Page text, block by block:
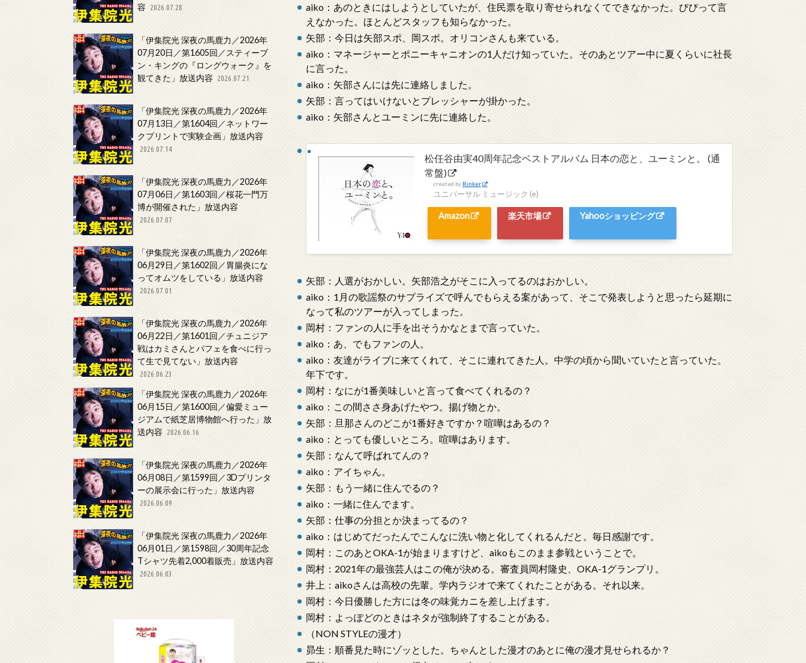
aiko：あのときにはしようとしていたが、住民票を取り寄せられなくてできなかった。びびって言
えなかった。ほとんどスタッフも知らなかった。
矢部：今日は矢部スポ、岡スポ。オリコンさんも来ている。
aiko：マネージャーとポニーキャニオンの1人だけ知っていた。そのあとツアー中に夏くらいに社長
に言った。
aiko：矢部さんには先に連絡しました。
矢部：言ってはいけないとプレッシャーが掛かった。
aiko：矢部さんとユーミンに先に連絡した。
松任谷由実40周年記念ベストアルバム 日本の恋と、ユーミンと。 (通
常盤)
created by Rinker
ユニバーサル ミュージック (e)
Amazon 楽天市場 Yahooショッピング
矢部：人選がおかしい。矢部浩之がそこに入ってるのはおかしい。
aiko：1月の歌謡祭のサプライズで呼んでもらえる案があって、そこで発表しようと思ったら延期に
なって私のツアーが入ってしまった。
岡村：ファンの人に手を出そうかなとまで言っていた。
aiko：あ、でもファンの人。
aiko：友達がライブに来てくれて、そこに連れてきた人。中学の頃から聞いていたと言っていた。
年下です。
岡村：なにが1番美味しいと言って食べてくれるの？
aiko：この間ささ身あげたやつ。揚げ物とか。
矢部：旦那さんのどこが1番好きですか？喧嘩はあるの？
aiko：とっても優しいところ。喧嘩はあります。
矢部：なんて呼ばれてんの？
aiko：アイちゃん。
矢部：もう一緒に住んでるの？
aiko：一緒に住んでます。
矢部：仕事の分担とか決まってるの？
aiko：はじめてだったんでこんなに洗い物と化してくれるんだと。毎日感謝です。
岡村：このあとOKA-1が始まりますけど、aikoもこのまま参戦ということで。
岡村：2021年の最強芸人はこの俺が決める。審査員岡村隆史、OKA-1グランプリ。
井上：aikoさんは高校の先輩。学内ラジオで来てくれたことがある。それ以来。
岡村：今日優勝した方には冬の味覚カニを差し上げます。
岡村：よっぽどのときはネタが強制終了することがある。
（NON STYLEの漫才）
昴生：順番見た時にゾッとした。ちゃんとした漫才のあとに俺の漫才見せられるか？
容
2026.07.28
「伊集院光 深夜の馬鹿力／2026年
07月20日／第1605回／スティーブ
ン・キングの『ロングウォーク』を
観てきた」放送内容
2026.07.21
「伊集院光 深夜の馬鹿力／2026年
07月13日／第1604回／ネットワー
クプリントで実験企画」放送内容
2026.07.14
「伊集院光 深夜の馬鹿力／2026年
07月06日／第1603回／桜花一門万
博が開催された」放送内容
2026.07.07
「伊集院光 深夜の馬鹿力／2026年
06月29日／第1602回／胃腸炎にな
ってオムツをしている」放送内容
2026.07.01
「伊集院光 深夜の馬鹿力／2026年
06月22日／第1601回／チュニジア
戦はカミさんとパフェを食べに行っ
て生で見てない」放送内容
2026.06.23
「伊集院光 深夜の馬鹿力／2026年
06月15日／第1600回／偏愛ミュー
ジアムで紙芝居博物館へ行った」放
送内容
2026.06.16
「伊集院光 深夜の馬鹿力／2026年
06月08日／第1599回／3Dプリンタ
ーの展示会に行った」放送内容
2026.06.09
「伊集院光 深夜の馬鹿力／2026年
06月01日／第1598回／30周年記念
Tシャツ先着2,000着販売」放送内容
2026.06.03